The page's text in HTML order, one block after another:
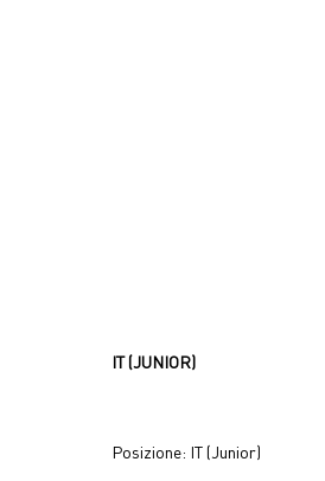
IT (JUNIOR)
Posizione: IT (Junior)